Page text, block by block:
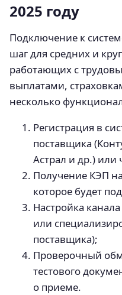
2025 году
Подключение к
шаг для средних и
работающих с
выплатами,
несколько
Регистрация в
поставщика
Астрал и др.) или
Получение КЭП
которое будет
Настройка
или
поставщика);
Проверочный
тестового
о приеме.